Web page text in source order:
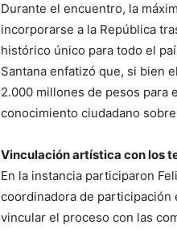
Durante el encuentro, la
incorporarse a la República
histórico único para todo el
Santana enfatizó que, si bien
2.000 millones de pesos para
conocimiento ciudadano
Vinculación artística con los
En la instancia participaron
coordinadora de
vincular el proceso con las